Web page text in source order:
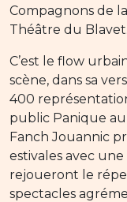
Compagnons de
Théâtre du Blavet.
C’est le flow
scène, dans sa
400
public Panique au
Fanch Jouannic
estivales avec
rejoueront le
spectacles